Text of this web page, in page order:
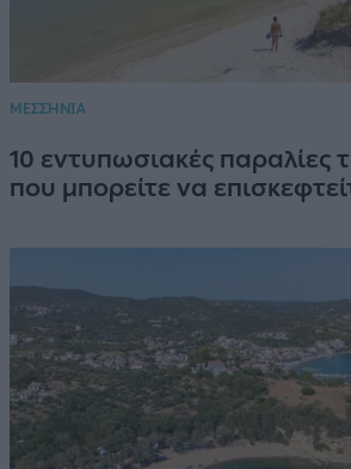
ΜΕΣΣΗΝΙΑ
10 εντυπωσιακές παραλίες
που μπορείτε να